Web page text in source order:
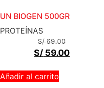
UN BIOGEN 500GR
PROTEÍNAS
S/69.00
S/ 59.00
Añadir al carrito